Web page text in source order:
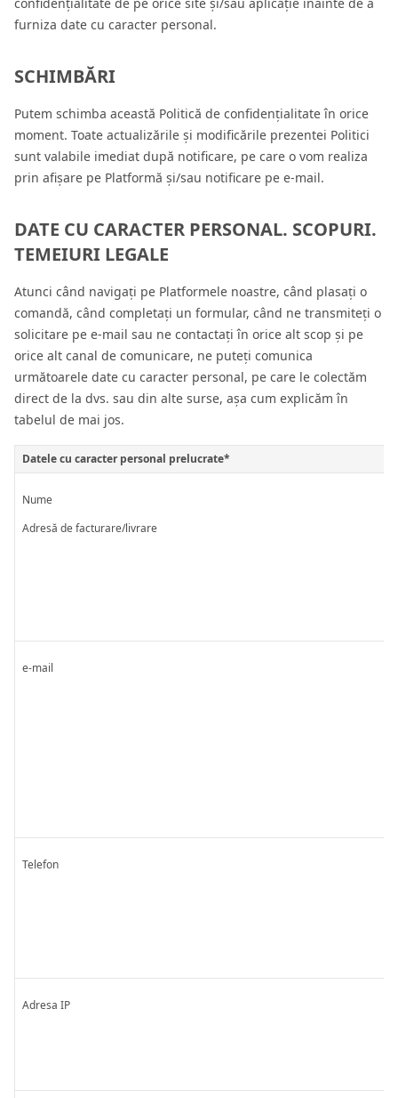
furniza date cu caracter personal.
SCHIMBĂRI
Putem schimba această Politică de confidențialitate în orice
moment. Toate actualizările și modificările prezentei Politici
sunt valabile imediat după notificare, pe care o vom realiza
prin afișare pe Platformă și/sau notificare pe e-mail.
DATE CU CARACTER PERSONAL. SCOPURI.
TEMEIURI LEGALE
Atunci când navigați pe Platformele noastre, când plasați o
comandă, când completați un formular, când ne transmiteți o
solicitare pe e-mail sau ne contactați în orice alt scop și pe
orice alt canal de comunicare, ne puteți comunica
următoarele date cu caracter personal, pe care le colectăm
direct de la dvs. sau din alte surse, așa cum explicăm în
tabelul de mai jos.
Datele cu caracter personal prelucrate*
Nume
Adresă de facturare/livrare
e-mail
Telefon
Adresa IP